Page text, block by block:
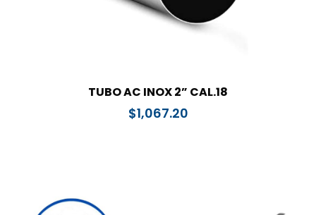
TUBO AC INOX 2” CAL.18
$1,067.20